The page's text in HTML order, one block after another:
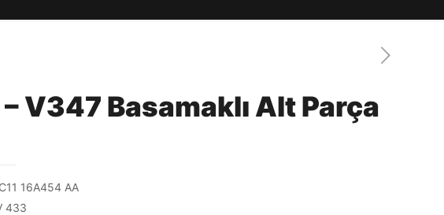
V347 Basamaklı Alt Parça
16A454 AA
433